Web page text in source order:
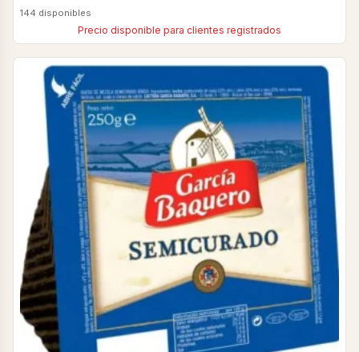
144 disponibles
Precio disponible para clientes registrados